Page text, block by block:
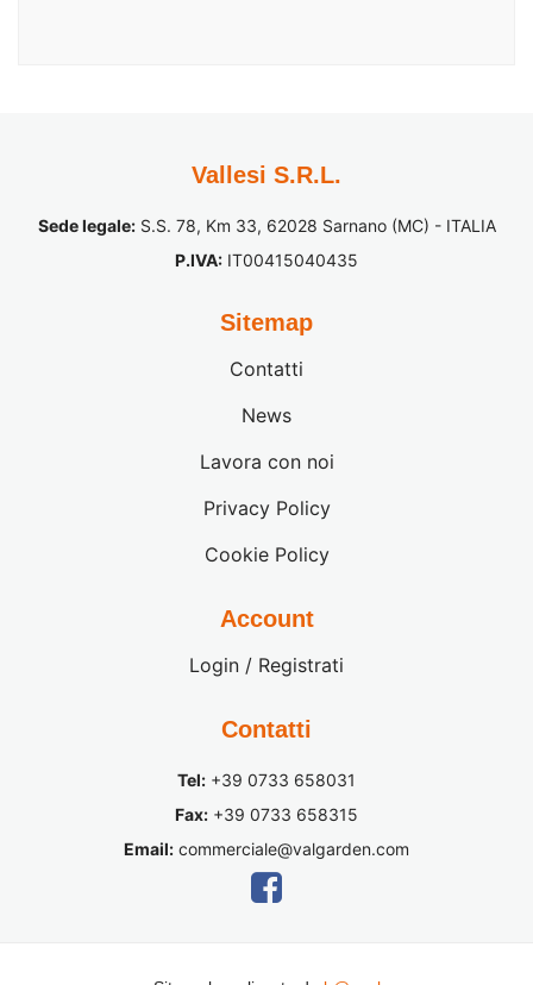
Vallesi S.R.L.
Sede legale:S.S. 78, Km 33, 62028 Sarnano (MC) - ITALIA
P.IVA: IT00415040435
Sitemap
Contatti
News
Lavora con noi
Privacy Policy
Cookie Policy
Account
Login / Registrati
Contatti
Tel: +39 0733 658031
Fax: +39 0733 658315
Email: commerciale@valgarden.com